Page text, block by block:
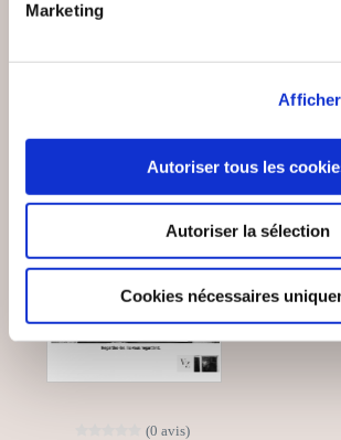
Marketing
Autoriser tous les
Autoriser la sélection
Cookies nécessaires
VOUS AIMEREZ AUSSI
(0 avis)